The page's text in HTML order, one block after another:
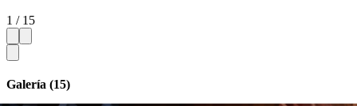
1 / 15
Galería (15)